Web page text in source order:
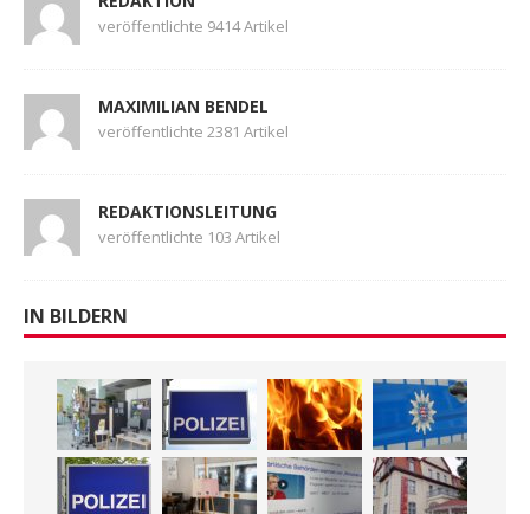
veröffentlichte 9414 Artikel
MAXIMILIAN BENDEL
veröffentlichte 2381 Artikel
REDAKTIONSLEITUNG
veröffentlichte 103 Artikel
IN BILDERN